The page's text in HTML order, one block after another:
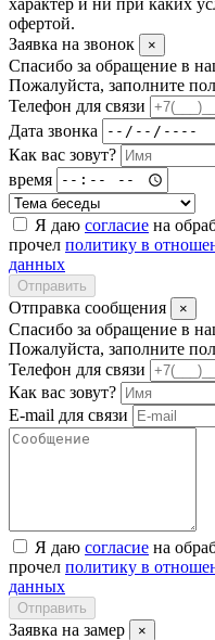
офертой.
Заявка на звонок
×
Спасибо за обращение в
Пожалуйста, заполните
Телефон для связи
Дата звонка
Как вас зовут?
время
Я даю согласие на
прочел политику в
данных
Отправить
Отправка сообщения ×
Спасибо за обращение в
Пожалуйста, заполните
Телефон для связи
Как вас зовут?
E-mail для связи
Я даю согласие на
прочел политику в
данных
Отправить
Заявка на замер ×